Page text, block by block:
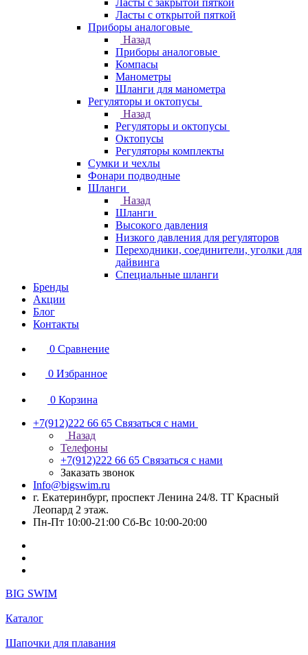
Ласты с закрытой пяткой
Ласты с открытой пяткой
Приборы аналоговые
Назад
Приборы аналоговые
Компасы
Манометры
Шланги для манометра
Регуляторы и октопусы
Назад
Регуляторы и октопусы
Октопусы
Регуляторы комплекты
Сумки и чехлы
Фонари подводные
Шланги
Назад
Шланги
Высокого давления
Низкого давления для регуляторов
Переходники, соединители, уголки для
дайвинга
Специальные шланги
Бренды
Акции
Блог
Контакты
0 Сравнение
0 Избранное
0 Корзина
+7(912)222 66 65 Связаться с нами
Назад
Телефоны
+7(912)222 66 65 Связаться с нами
Заказать звонок
Info@bigswim.ru
г. Екатеринбург, проспект Ленина 24/8. ТГ Красный
Леопард 2 этаж.
Пн-Пт 10:00-21:00 Сб-Вс 10:00-20:00
BIG SWIM
Каталог
Шапочки для плавания